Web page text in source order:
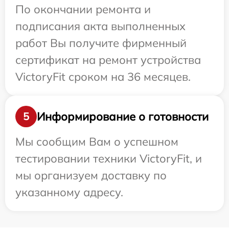
По окончании ремонта и
подписания акта выполненных
работ Вы получите фирменный
сертификат на ремонт устройства
VictoryFit сроком на 36 месяцев.
5
Информирование о готовности
Мы сообщим Вам о успешном
тестировании техники VictoryFit, и
мы организуем доставку по
указанному адресу.